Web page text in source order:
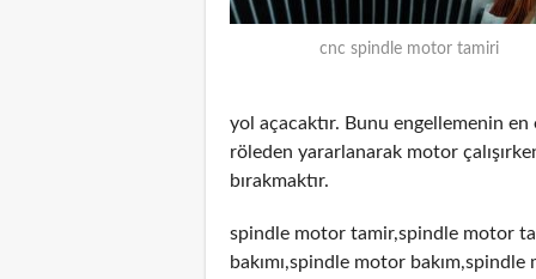
cnc spindle motor tamiri
yol açacaktır. Bunu engellemenin
röleden yararlanarak motor
bırakmaktır.
spindle motor tamir,spindle motor
bakımı,spindle motor